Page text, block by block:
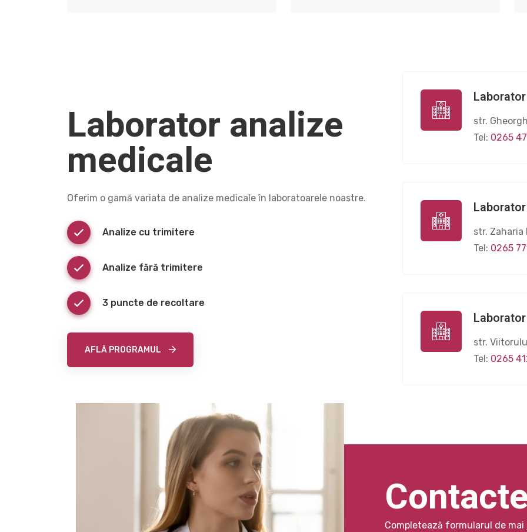
Laborator analize
medicale
Oferim o gamă variata de analize medicale în laboratoarele noastre.
Analize cu trimitere
Analize fără trimitere
3 puncte de recoltare
AFLĂ PROGRAMUL
str.
Tel: 0265
str. Zaharia
Tel: 0265
str.
Tel: 0265
Completează formularul de mai